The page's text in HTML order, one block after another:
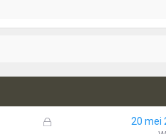
G
20 mei